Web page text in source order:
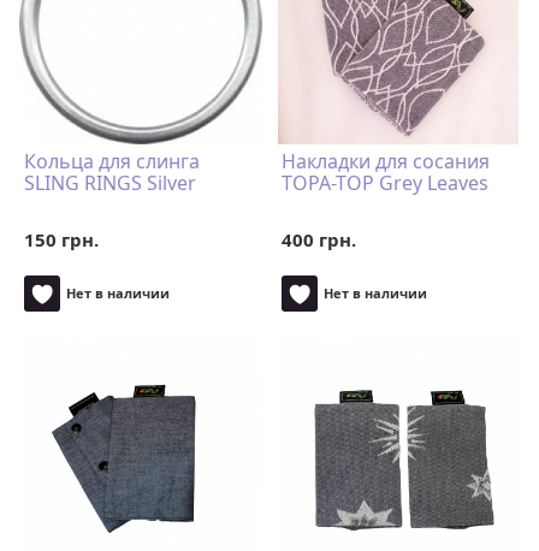
Кольца для слинга
SLING RINGS Silver
150 грн.
Нет в наличии
Накладки для сосания
TOPA-TOP Grey Leaves
400 грн.
Нет в наличии